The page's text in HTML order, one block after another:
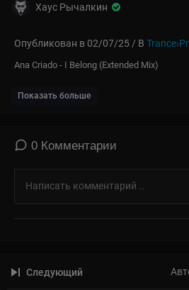
Хаус Рычалкин
Опубликован в 02/07/25 / В
⁣Ana Criado - I Belong (Extended Mix)
Показать больше
0 Комментарии
Следующий